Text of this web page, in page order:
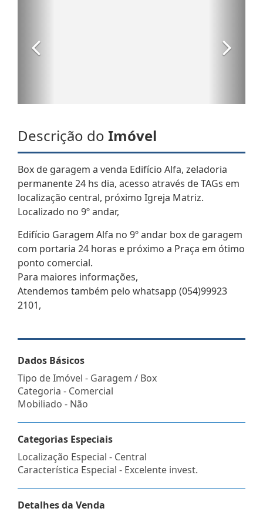
Descrição do Imóvel
Box de garagem a venda Edifício Alfa, zeladoria
permanente 24 hs dia, acesso através de TAGs em
localização central, próximo Igreja Matriz.
Localizado no 9º andar,
Edifício Garagem Alfa no 9º andar box de garagem
com portaria 24 horas e próximo a Praça em ótimo
ponto comercial.
Para maiores informações,
Atendemos também pelo whatsapp (054)99923
2101,
Dados Básicos
Tipo de Imóvel - Garagem / Box
Categoria - Comercial
Mobiliado - Não
Categorias Especiais
Localização Especial - Central
Característica Especial - Excelente invest.
Detalhes da Venda